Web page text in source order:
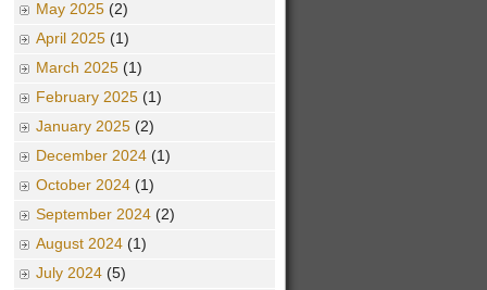
May 2025 (2)
April 2025 (1)
March 2025 (1)
February 2025 (1)
January 2025 (2)
December 2024 (1)
October 2024 (1)
September 2024 (2)
August 2024 (1)
July 2024 (5)